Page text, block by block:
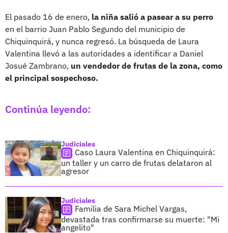
El pasado 16 de enero, la niña salió a pasear a su perro
en el barrio Juan Pablo Segundo del municipio de
Chiquinquirá, y nunca regresó. La búsqueda de Laura
Valentina llevó a las autoridades a identificar a Daniel
Josué Zambrano, un vendedor de frutas de la zona, como
el principal sospechoso.
Continúa leyendo:
Judiciales
Caso Laura Valentina en Chiquinquirá:
un taller y un carro de frutas delataron al
agresor
Judiciales
Familia de Sara Michel Vargas,
devastada tras confirmarse su muerte: "Mi
angelito"